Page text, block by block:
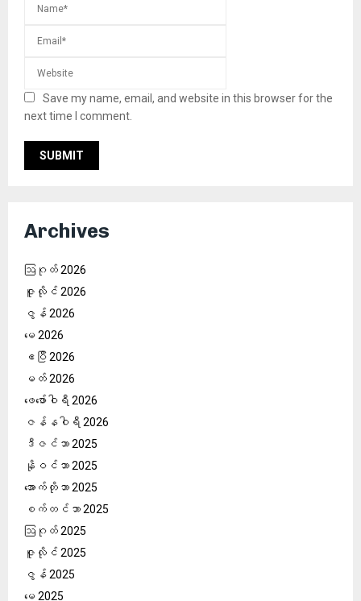
Save my name, email, and website in this browser for the
next time I comment.
Archives
ဩဂုတ် 2026
ဇူလိုင် 2026
ဇွန် 2026
မေ 2026
ဧပြီ 2026
မတ် 2026
ဖေ‌ဖော်ဝါရီ 2026
ဇန်နဝါရီ 2026
ဒီဇင်ဘာ 2025
နိုဝင်ဘာ 2025
အောက်တိုဘာ 2025
စက်တင်ဘာ 2025
ဩဂုတ် 2025
ဇူလိုင် 2025
ဇွန် 2025
မေ 2025